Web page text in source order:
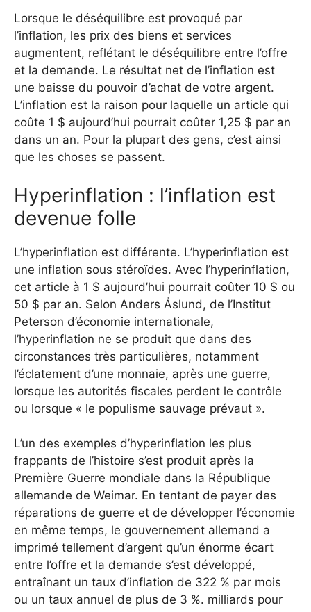
Lorsque le déséquilibre est provoqué par
l’inflation, les prix des biens et services
augmentent, reflétant le déséquilibre entre l’offre
et la demande. Le résultat net de l’inflation est
une baisse du pouvoir d’achat de votre argent.
L’inflation est la raison pour laquelle un article qui
coûte 1 $ aujourd’hui pourrait coûter 1,25 $ par an
dans un an. Pour la plupart des gens, c’est ainsi
que les choses se passent.
Hyperinflation : l’inflation est
devenue folle
L’hyperinflation est différente. L’hyperinflation est
une inflation sous stéroïdes. Avec l’hyperinflation,
cet article à 1 $ aujourd’hui pourrait coûter 10 $ ou
50 $ par an. Selon Anders Åslund, de l’Institut
Peterson d’économie internationale,
l’hyperinflation ne se produit que dans des
circonstances très particulières, notamment
l’éclatement d’une monnaie, après une guerre,
lorsque les autorités fiscales perdent le contrôle
ou lorsque « le populisme sauvage prévaut ».
L’un des exemples d’hyperinflation les plus
frappants de l’histoire s’est produit après la
Première Guerre mondiale dans la République
allemande de Weimar. En tentant de payer des
réparations de guerre et de développer l’économie
en même temps, le gouvernement allemand a
imprimé tellement d’argent qu’un énorme écart
entre l’offre et la demande s’est développé,
entraînant un taux d’inflation de 322 % par mois
ou un taux annuel de plus de 3 %. milliards pour